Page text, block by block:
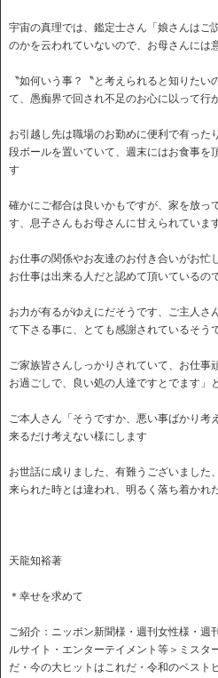
宇宙の真理では、鑑定士さん「娘さんはご
のかを云われていないので、お母さんには
〝如何いう事？〝と考えられると知りた
て、愚痴界で回され不足のお心に以って行
お引越し先は職場のお勤めに便利で有った
段ボールを置いていて、週末にはお食事を
す
確かにご都合は良いかもですが、家を放っ
す、息子さんもお母さんに甘えられていま
お仕事の関係やお友達のお付き合いがお忙
お仕事は出来る人だと認めて頂いているの
お力が有るがゆえにだそうです、ご主人さ
て下さる事に、とても感謝されているそう
ご家族皆さんしっかりされていて、お仕事
お過ごしで、良い処の人達ですとでます」
ご本人さん「そうですか、悪い事ばかり考
来るだけ考えない様にします
お世話に成りました、有難うございました
来られた時とは違われ、明るく落ち着かれ
天龍知裕著
＊幸せを求めて
ご紹介：ニッポン新聞様・週刊女性様・週
ルサイト・エンターテイメント等＞ミスタ
だ・今の大ヒットはこれだ・令和のベスト